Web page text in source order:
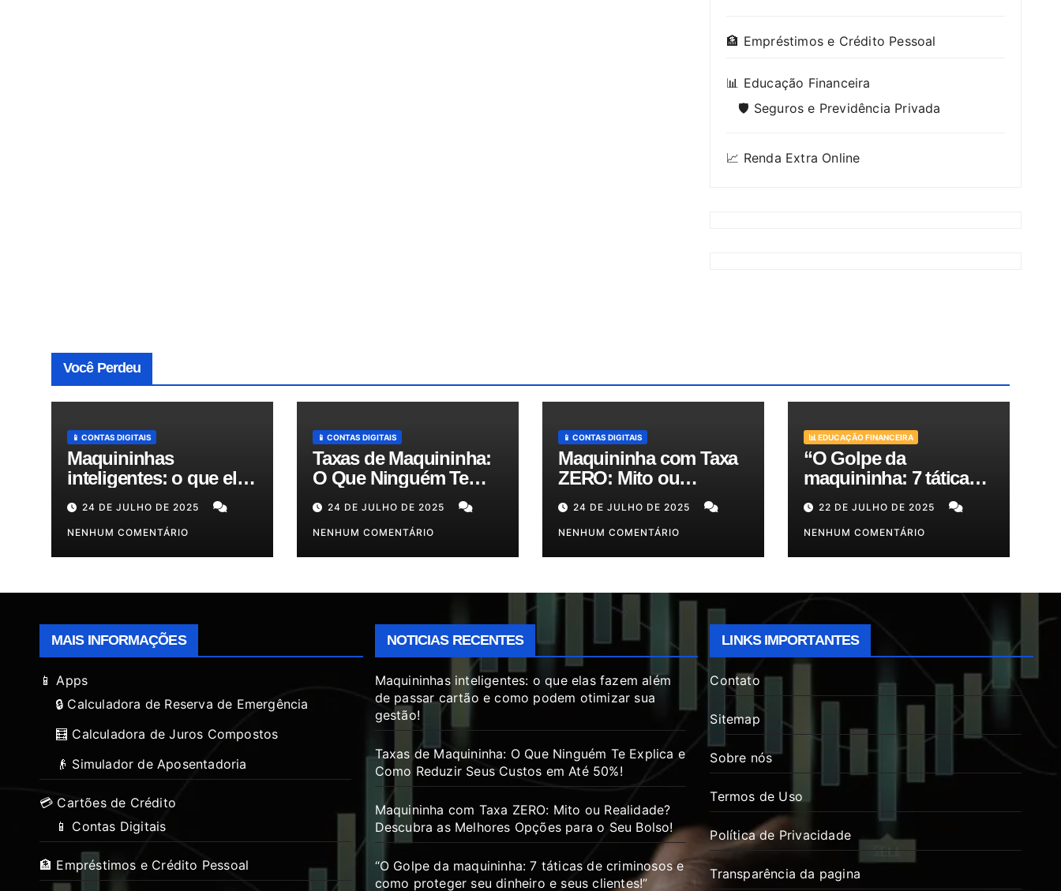
🏦 Empréstimos e Crédito Pessoal
📊 Educação Financeira
🛡️ Seguros e Previdência Privada
📈 Renda Extra Online
Você Perdeu
📱 CONTAS DIGITAIS
Maquininhas
inteligentes: o que elas
fazem além de passar
cartão e como podem
otimizar sua gestão!
24 DE JULHO DE 2025
NENHUM COMENTÁRIO
📱 CONTAS DIGITAIS
Taxas de Maquininha:
O Que Ninguém Te
Explica e Como
Reduzir Seus Custos
em Até 50%!
24 DE JULHO DE 2025
NENHUM COMENTÁRIO
📱 CONTAS DIGITAIS
Maquininha com Taxa
ZERO: Mito ou
Realidade? Descubra
as Melhores Opções
para o Seu Bolso!
24 DE JULHO DE 2025
NENHUM COMENTÁRIO
📊 EDUCAÇÃO FINANCEIRA
“O Golpe da
maquininha: 7 táticas
de criminosos e como
proteger seu dinheiro e
seus clientes!”
22 DE JULHO DE 2025
NENHUM COMENTÁRIO
MAIS INFORMAÇÕES
📱 Apps
🔒 Calculadora de Reserva de Emergência
🧮 Calculadora de Juros Compostos
👴 Simulador de Aposentadoria
💳 Cartões de Crédito
📱 Contas Digitais
🏦 Empréstimos e Crédito Pessoal
NOTICIAS RECENTES
Maquininhas inteligentes: o que elas fazem além
de passar cartão e como podem otimizar sua
gestão!
Taxas de Maquininha: O Que Ninguém Te Explica e
Como Reduzir Seus Custos em Até 50%!
Maquininha com Taxa ZERO: Mito ou Realidade?
Descubra as Melhores Opções para o Seu Bolso!
“O Golpe da maquininha: 7 táticas de criminosos e
como proteger seu dinheiro e seus clientes!”
LINKS IMPORTANTES
Contato
Sitemap
Sobre nós
Termos de Uso
Política de Privacidade
Transparência da pagina